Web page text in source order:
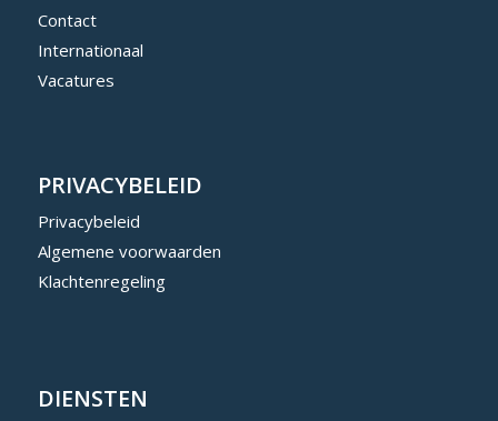
Contact
Internationaal
Vacatures
PRIVACYBELEID
Privacybeleid
Algemene voorwaarden
Klachtenregeling
DIENSTEN